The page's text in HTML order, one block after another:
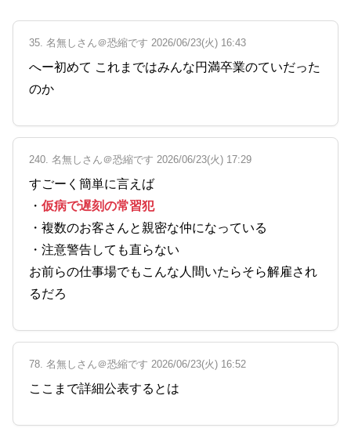
35. 名無しさん＠恐縮です 2026/06/23(火) 16:43
へー初めて これまではみんな円満卒業のていだった
のか
240. 名無しさん＠恐縮です 2026/06/23(火) 17:29
すごーく簡単に言えば
・ 仮病で遅刻の常習犯
・複数のお客さんと親密な仲になっている
・注意警告しても直らない
お前らの仕事場でもこんな人間いたらそら解雇され
るだろ
78. 名無しさん＠恐縮です 2026/06/23(火) 16:52
ここまで詳細公表するとは